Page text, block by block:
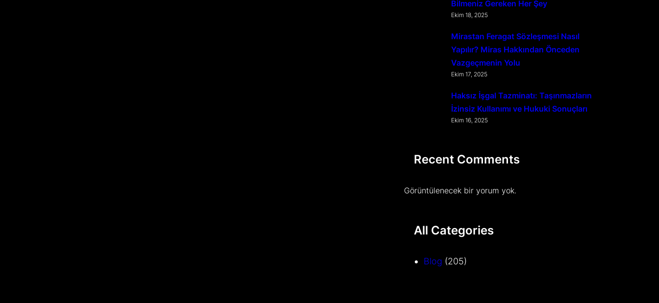
Bilmeniz Gereken Her Şey
Ekim 18, 2025
Mirastan Feragat Sözleşmesi Nasıl
Yapılır? Miras Hakkından Önceden
Vazgeçmenin Yolu
Ekim 17, 2025
Haksız İşgal Tazminatı: Taşınmazların
İzinsiz Kullanımı ve Hukuki Sonuçları
Ekim 16, 2025
Recent Comments
Görüntülenecek bir yorum yok.
All Categories
Blog (205)